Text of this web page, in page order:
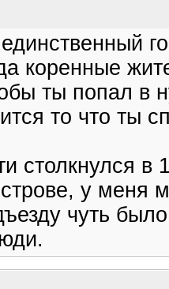
коренные
ты попал в
то что ты
столкнулся в
у меня
чуть